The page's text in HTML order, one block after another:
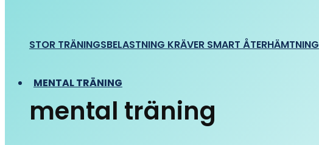
STOR TRÄNINGSBELASTNING KRÄVER SMART ÅTERHÄMTNING
MENTAL TRÄNING
mental träning